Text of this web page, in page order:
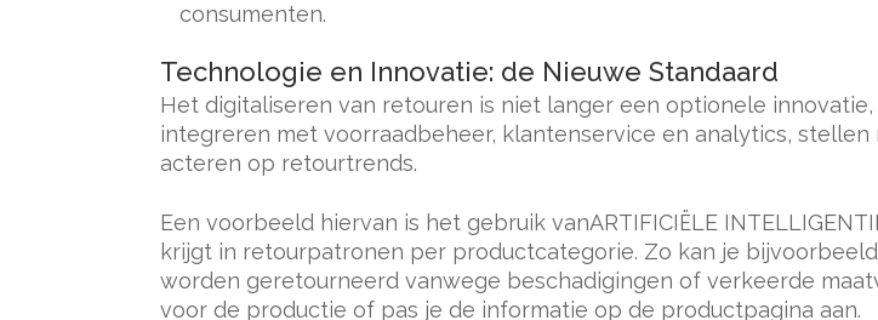
consumenten.
Technologie en Innovatie: de Nieuwe Standaard
Het digitaliseren van retouren is niet langer een optionele
integreren met voorraadbeheer, klantenservice en analytics,
acteren op retourtrends.
Een voorbeeld hiervan is het gebruik vanARTIFICIËLE
krijgt in retourpatronen per productcategorie. Zo kan je
worden geretourneerd vanwege beschadigingen of verkeerde
voor de productie of pas je de informatie op de productpagina aan.